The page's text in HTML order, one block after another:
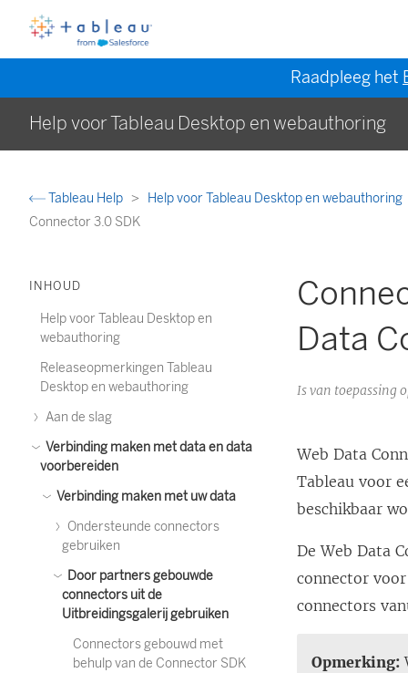
Raadpleeg het
Help voor Tableau Desktop en webauthoring
Tableau Help
Help voor Tableau Desktop en webauthoring
Connector 3.0 SDK
INHOUD
Help voor Tableau Desktop en
webauthoring
Releaseopmerkingen Tableau
Desktop en webauthoring
Aan de slag
Verbinding maken met data en data
voorbereiden
Verbinding maken met uw data
Ondersteunde connectors
gebruiken
Door partners gebouwde
connectors uit de
Uitbreidingsgalerij gebruiken
Connectors gebouwd met
behulp van de Connector SDK
Data
Is van toepassing
Web Data
Tableau voor
beschikbaar
De Web Data
connector
connectors
Opmerking: